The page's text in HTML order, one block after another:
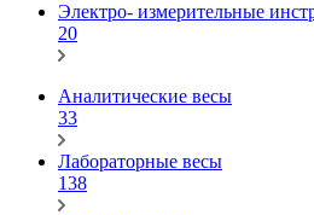
Электро- измерительные
20
Аналитические весы
33
Лабораторные весы
138